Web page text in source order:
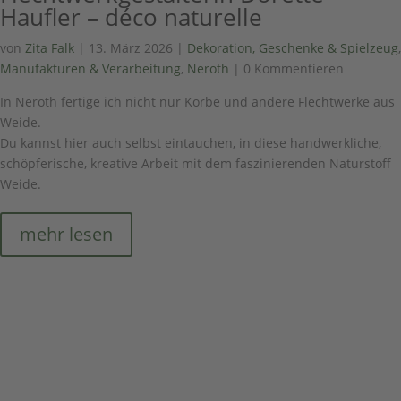
Haufler – déco naturelle
von Zita Falk | 13. März 2026 | Dekoration, Geschenke & Spielzeug,
Manufakturen & Verarbeitung, Neroth | 0 Kommentieren
In Neroth fertige ich nicht nur Körbe und andere Flechtwerke aus
Weide.
Du kannst hier auch selbst eintauchen, in diese handwerkliche,
schöpferische, kreative Arbeit mit dem faszinierenden Naturstoff
Weide.
mehr lesen